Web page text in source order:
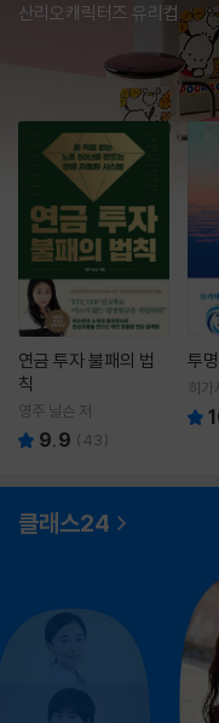
산리오캐릭터즈 유리컵
연금 투자 불패의 법
칙
영주 닐슨 저
9.9 (43)
투
히가
영 역
클래스24